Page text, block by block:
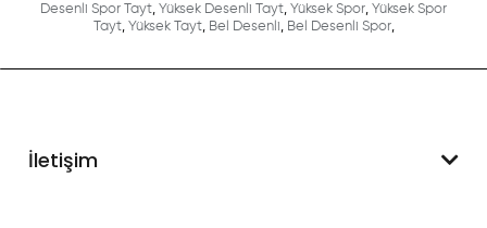
Desenli Spor Tayt, Yüksek Desenli Tayt, Yüksek Spor, Yüksek Spor
Tayt, Yüksek Tayt, Bel Desenli, Bel Desenli Spor,
İletişim